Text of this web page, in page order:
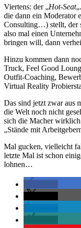
Viertens: der „Hot-Seat
die dann ein Moderator
Consulting…) stellt, der
also mal einen
bringen will, dann
Hinzu kommen dann
Truck, Feel Good
Outfit-Coaching,
Virtual Reality
Das sind jetzt zwar aus
die Welt noch nicht
sich die Macher wirklich
„Stände mit
Mal gucken, vielleicht
letzte Mal ist schon
lohnen…